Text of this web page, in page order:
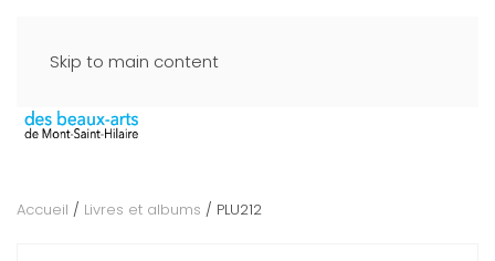
Skip to main content
Accueil / Livres et albums / PLU212